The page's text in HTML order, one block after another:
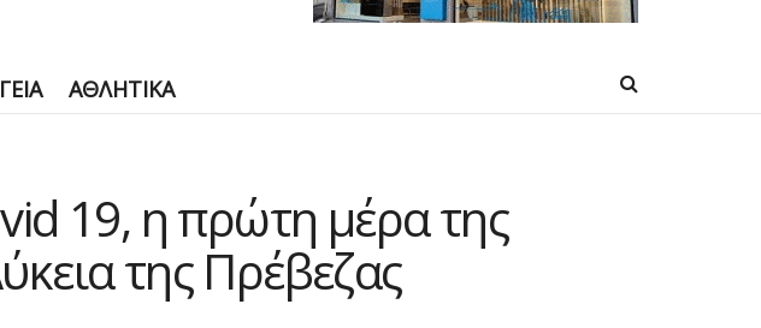
ΑΘΛΗΤΙΚΑ
19, η πρώτη μέρα της
της Πρέβεζας